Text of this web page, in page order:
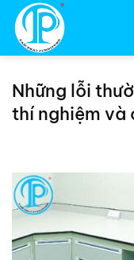
qua
Những lỗi
thí nghiệm và